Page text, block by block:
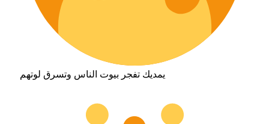
يمديك تفجر بيوت الناس وتسرق لوتهم